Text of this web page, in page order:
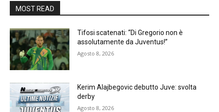
MOST READ
Tifosi scatenati: “Di Gregorio non è
assolutamente da Juventus!”
Agosto 8, 2026
Kerim Alajbegovic debutto Juve: svolta
derby
Agosto 8, 2026